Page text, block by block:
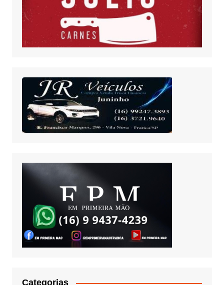
Categorias